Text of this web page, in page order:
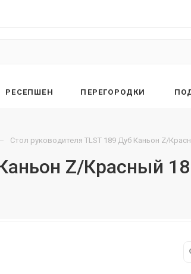
РЕСЕПШЕН ПЕРЕГОРОДКИ
Стол руководителя TLST 189 Дуб Каньон Z/
Z/Красный